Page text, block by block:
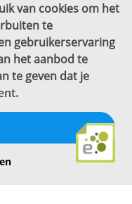
van cookies om het
te
gebruikerservaring
het aanbod te
te geven dat je
.